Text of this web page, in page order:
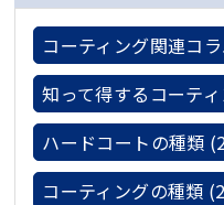
コーティング関連コ
知って得するコーテ
ハードコートの種類
コーティングの種類